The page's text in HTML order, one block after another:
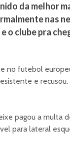
da melhor
nas
o clube pra
no futebol
e recusou.
pagou a multa
para lateral